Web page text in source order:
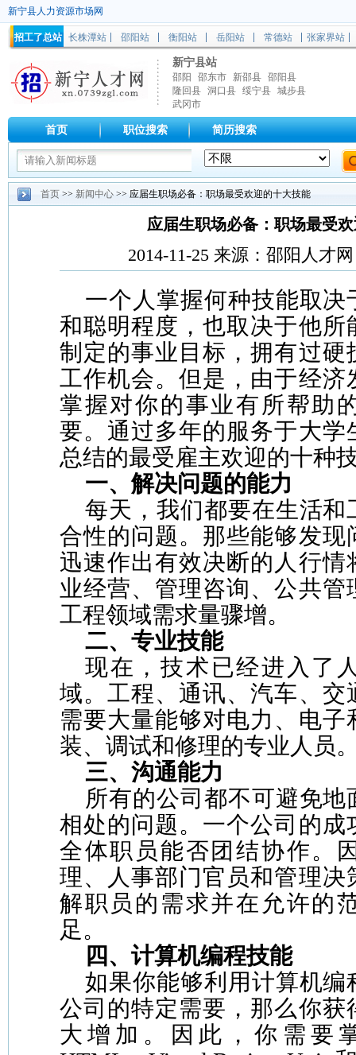
新宁县人力资源市场网
招工了总站 长株潭站 邵阳站 衡阳站 岳阳站 常德站 张家界站
新宁县站
邵阳 邵东市 新邵县 邵阳县
隆回县 洞口县 绥宁县 城步县
武冈市
首页 职位搜索 简历搜索
首页 >> 新闻中心 >> 应届生职场必备：职场最受欢迎的十大技能
应届生职场必备：职场最受
2014-11-25 来源：邵阳人才
一个人掌握何种技能取决
和聪明程度，也取决于他所
制定的事业目标，拥有过硬
工作机会。但是，由于经济
掌握对你的事业有所帮助
要。通过多年的服务于大学
总结的最受雇主欢迎的十种
一、解决问题的能力
每天，我们都要在生活和
合性的问题。那些能够发现
迅速作出有效决断的人行情
业经营、管理咨询、公共管
工程领域需求量骤增。
二、专业技能
现在，技术已经进入了
域。工程、通讯、汽车、交
需要大量能够对电力、电子
装、调试和修理的专业人员
三、沟通能力
所有的公司都不可避免
相处的问题。一个公司的成
全体职员能否团结协作。
理、人事部门官员和管理决
解职员的需求并在允许的
足。
四、计算机编程技能
如果你能够利用计算机编
公司的特定需要，那么你获
大增加。因此，你需要